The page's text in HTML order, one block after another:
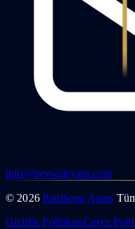
info@beysadeyapi.com
©2026 Pantheon Ajans
Gizlilik PolitikasıÇerez